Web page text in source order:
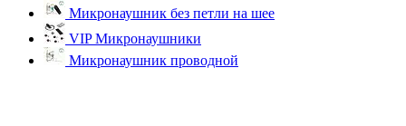
Микронаушник без петли на шее
VIP Микронаушники
Микронаушник проводной